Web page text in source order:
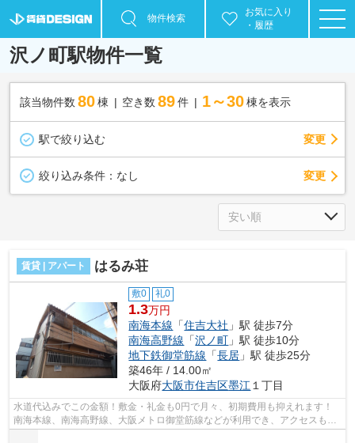
物件検索
お気に入り
・履歴
沢ノ町駅物件一覧
該当物件数 80棟 空き数 89 件 1～30 棟を表示
駅で絞り込む 変更
絞り込み条件： なし 変更
賃貸 | アパート はるみ荘
敷0 礼0
1.3万円
南海本線 「住吉大社 」駅 徒歩7分
南海高野線 「沢ノ町 」駅 徒歩10分
地下鉄御堂筋線 「長居 」駅 徒歩25分
築46年 / 14.00㎡
大阪府大阪市住吉区墨江 １丁目
水道代込みでこの金額！敷金・礼金も0円で月々、初期費用も抑えれます！
南海本線、南海高野線、大阪メトロ御堂筋線などが利用でき、アクセスも便
利です！ ■□■□■□■□■□■□■□■□■□■□■□■□...